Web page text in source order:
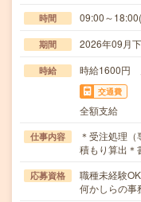
時間 09:00～
期間 2026年09月
時給 時給1600円
交通費
全額支給
仕事内容
＊受注処理
積もり算出
応募資格
職種未経験
何かしらの事